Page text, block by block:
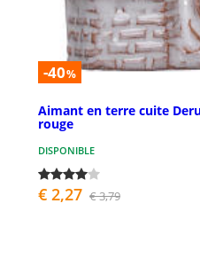
-40%
Aimant en terre cuite
rouge
DISPONIBLE
€ 2,27 € 3,79